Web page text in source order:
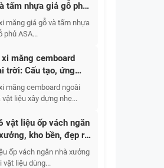
tấm nhựa giả gỗ phủ
măng giả gỗ và tấm nhựa
phủ ASA...
xi măng cemboard
trời: Cấu tạo, ứng
báo giá 2026
măng cemboard ngoài
vật liệu xây dựng nhẹ...
vật liệu ốp vách ngăn
kho bền, đẹp rẻ
ốp vách ngăn nhà xưởng
vật liệu dùng...